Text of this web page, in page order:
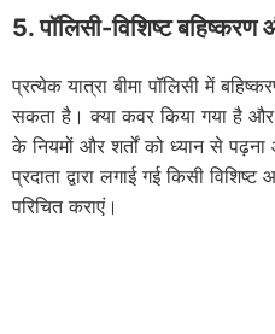
5. पॉलिसी-विशिष्ट बहिष्करण
प्रत्येक यात्रा बीमा पॉलिसी में
सकता है। क्या कवर किया गया है
के नियमों और शर्तों को ध्यान से
प्रदाता द्वारा लगाई गई किसी
परिचित कराएं।